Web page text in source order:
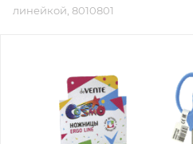
линейкой, 8010801